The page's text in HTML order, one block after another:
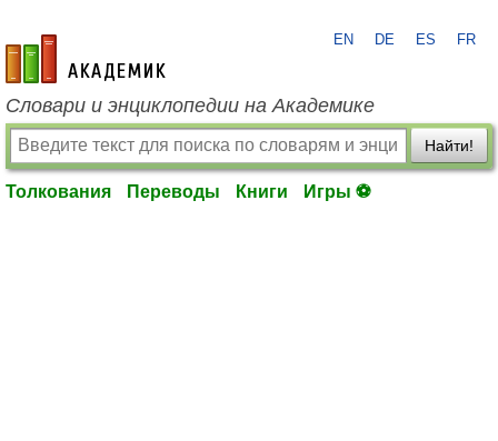
academic.ru
EN DE ES FR
Словари и энциклопедии на Академике
Найти!
Толкования Переводы Книги Игры ⚽